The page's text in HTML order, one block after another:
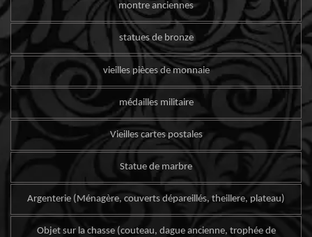
montre anciennes
statues de bronze
vieilles pièces de monnaie
médailles militaire
Vieilles cartes postales
Statue de marbre
Argenterie (Ménagère, couverts dépareillés, theillere, plateau)
Objet sur la chasse (couteau, dague ancienne, trophée de